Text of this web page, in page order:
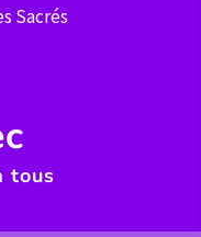
Sacrés
tous